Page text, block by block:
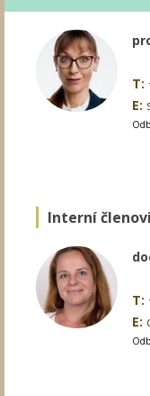
T:
E:
Interní
T:
E: